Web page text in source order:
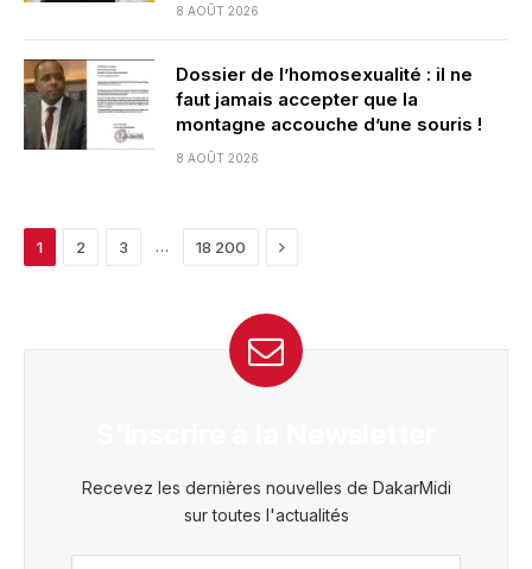
8 AOÛT 2026
Dossier de l’homosexualité : il ne
faut jamais accepter que la
montagne accouche d’une souris !
8 AOÛT 2026
1 2 3 … 18 200 Next
Recevez les dernières nouvelles de DakarMidi
sur toutes l'actualités